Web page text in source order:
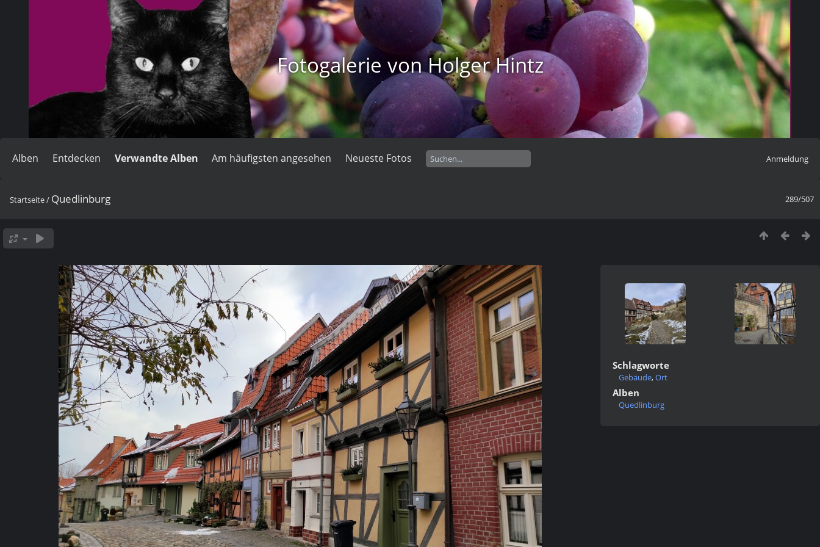
Fotogalerie von Holger Hintz
Alben Entdecken Verwandte Alben Am häufigsten angesehen Neueste Fotos Anmeldung
289/507
Startseite/ Quedlinburg
Schlagworte
Gebäude,Ort
Alben
Quedlinburg